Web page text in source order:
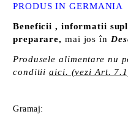
PRODUS IN GERMANIA
Beneficii , informatii
preparare, mai jos în
Produsele alimentare nu
conditiiaici. (vezi Art.
Gramaj: